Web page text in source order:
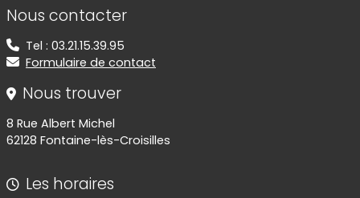
Nous contacter
Tel : 03.21.15.39.95
Formulaire de contact
Nous trouver
8 Rue Albert Michel
62128 Fontaine-lès-Croisilles
Les horaires